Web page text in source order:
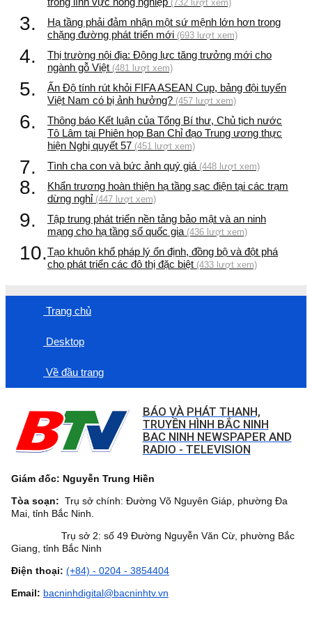
(732 lượt xem)
3.
Hạ tầng phải đảm nhận một sứ mệnh lớn hơn trong
chặng đường phát triển mới (693 lượt xem)
4.
Thị trường nội địa: Động lực tăng trưởng mới cho
ngành gỗ Việt (481 lượt xem)
5.
Ấn Độ tính rút khỏi FIFA ASEAN Cup, bảng đội tuyển
Việt Nam có bị ảnh hưởng? (457 lượt xem)
6.
Thông báo Kết luận của Tổng Bí thư, Chủ tịch nước
Tô Lâm tại Phiên họp Ban Chỉ đạo Trung ương thực
hiện Nghị quyết 57 (451 lượt xem)
7. Tình cha con và bức ảnh quý giá (448 lượt xem)
8.
Khẩn trương hoàn thiện hạ tầng sạc điện tại các trạm
dừng nghỉ (447 lượt xem)
9.
Tập trung phát triển nền tảng bảo mật và an ninh
mạng cho hạ tầng số quốc gia (436 lượt xem)
10.Tạo khuôn khổ pháp lý ổn định, đồng bộ và đột phá
cho phát triển các đô thị đặc biệt (433 lượt xem)
Trang chủ
Desktop
Về đầu trang
BÁO VÀ PHÁT THANH,
TRUYỀN HÌNH BẮC NINH
BAC NINH NEWSPAPER AND
RADIO - TELEVISION
Giám đốc: Nguyễn Trung Hiền
Tòa soạn: Trụ sở chính: Đường Võ Nguyên Giáp, phường Đa
Mai, tỉnh Bắc Ninh.
Trụ sở 2: số 49 Đường Nguyễn Văn Cừ, phường Bắc
Giang, tỉnh Bắc Ninh
Điện thoại: (+84) - 0204 - 3854404
Email: bacninhdigital@bacninhtv.vn